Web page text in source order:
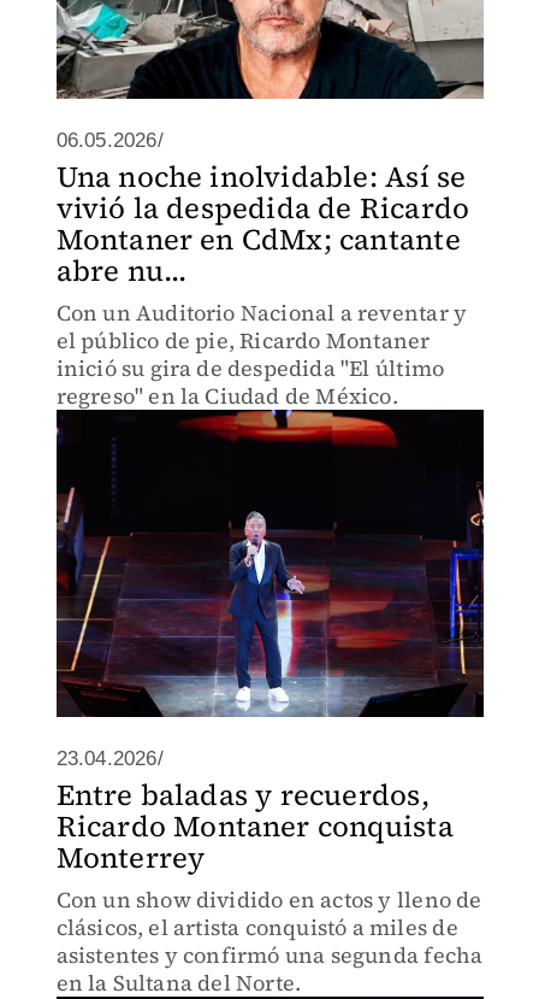
06.05.2026/
Una noche inolvidable: Así se
vivió la despedida de Ricardo
Montaner en CdMx; cantante
abre nu...
Con un Auditorio Nacional a reventar y
el público de pie, Ricardo Montaner
inició su gira de despedida "El último
regreso" en la Ciudad de México.
23.04.2026/
Entre baladas y recuerdos,
Ricardo Montaner conquista
Monterrey
Con un show dividido en actos y lleno de
clásicos, el artista conquistó a miles de
asistentes y confirmó una segunda fecha
en la Sultana del Norte.